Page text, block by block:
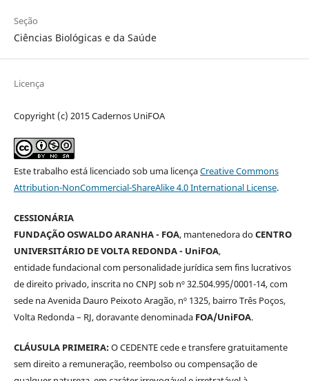
Seção
Ciências Biológicas e da Saúde
Licença
Copyright (c) 2015 Cadernos UniFOA
Este trabalho está licenciado sob uma licençaCreative Commons
Attribution-NonCommercial-ShareAlike 4.0 International License.
CESSIONÁRIA
FUNDAÇÃO OSWALDO ARANHA - FOA, mantenedora doCENTRO
UNIVERSITÁRIO DE VOLTA REDONDA - UniFOA,
entidade fundacional com personalidade jurídica sem fins lucrativos
de direito privado, inscrita no CNPJ sob nº 32.504.995/0001-14, com
sede na Avenida Dauro Peixoto Aragão, nº 1325, bairro Três Poços,
Volta Redonda – RJ, doravante denominada FOA/UniFOA.
CLÁUSULA PRIMEIRA:O CEDENTE cede e transfere gratuitamente
sem direito a remuneração, reembolso ou compensação de